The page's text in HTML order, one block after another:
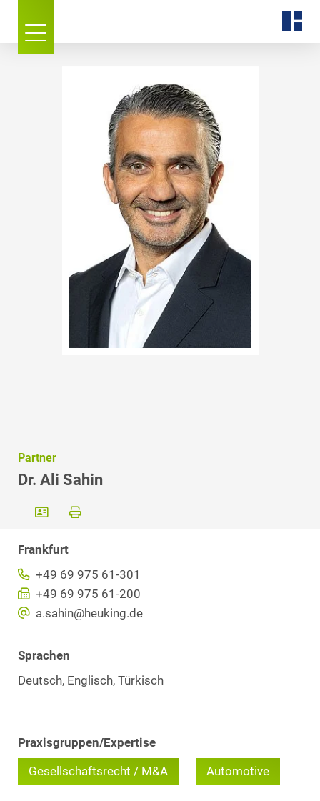
Partner
Dr. Ali Sahin
Frankfurt
+49 69 975 61-301
+49 69 975 61-200
a.sahin@heuking.de
Sprachen
Deutsch, Englisch, Türkisch
Praxisgruppen/Expertise
Gesellschaftsrecht / M&A Automotive